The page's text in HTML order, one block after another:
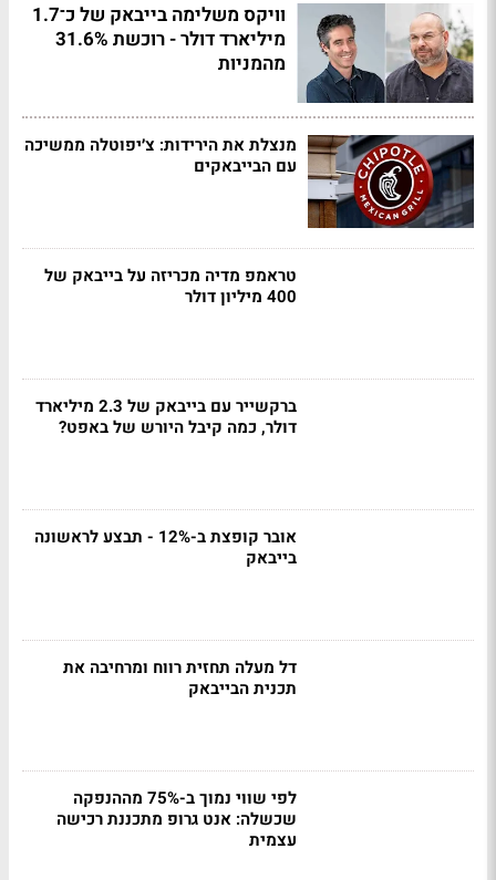
וויקס משלימה בייבאק של כ־1.7
מיליארד דולר - רוכשת 31.6%
מהמניות
מנצלת את הירידות: צ׳יפוטלה ממשיכה
עם הבייבאקים
טראמפ מדיה מכריזה על בייבאק של
400 מיליון דולר
ברקשייר עם בייבאק של 2.3 מיליארד
דולר, כמה קיבל היורש של באפט?
אובר קופצת ב-12% - תבצע לראשונה
בייבאק
דל מעלה תחזית רווח ומרחיבה את
תכנית הבייבאק
לפי שווי נמוך ב-75% מההנפקה
שכשלה: אנט גרופ מתכננת רכישה
עצמית